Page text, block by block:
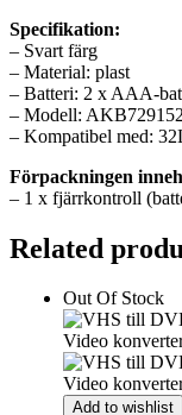
Specifikation:
– Svart färg
– Material: plast
– Batteri: 2 x AAA-
– Modell:
– Kompatibel med:
Förpackningen
– 1 x fjärrkontroll
Related
Out Of Stock
Add to wishlist